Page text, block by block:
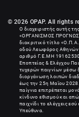
© 2026 OPAP. All rights
Ο διαχειριστής αυτής
«ΟΡΓΑΝΙΣΜΟΣ
διακριτικό τίτλο
οδού Λεωφόρος Αθηνών
αριθμό Γ.Ε.ΜΗ
Εποπτείας & Ελέγχου
τυχερών παιγνίων μέσω
διοργάνωση λοιπών
έως την 25η Μαΐου
παίγνια επιτρέπεται
κίνδυνο εθισμού και
παιχνίδι το ελέγχεις
Υπεύθυνα.